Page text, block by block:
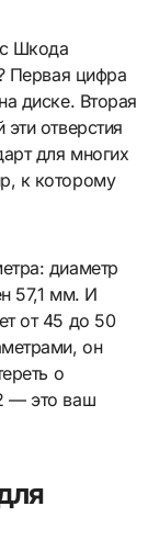
Шкода
Первая цифра
диске. Вторая
отверстия
для многих
к которому
диаметр
57,1 мм. И
от 45 до 50
он
о
— это ваш